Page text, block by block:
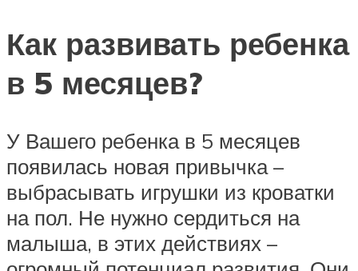
Как развивать ребенка
в 5 месяцев?
У Вашего ребенка в 5 месяцев
появилась новая привычка –
выбрасывать игрушки из кроватки
на пол. Не нужно сердиться на
малыша, в этих действиях –